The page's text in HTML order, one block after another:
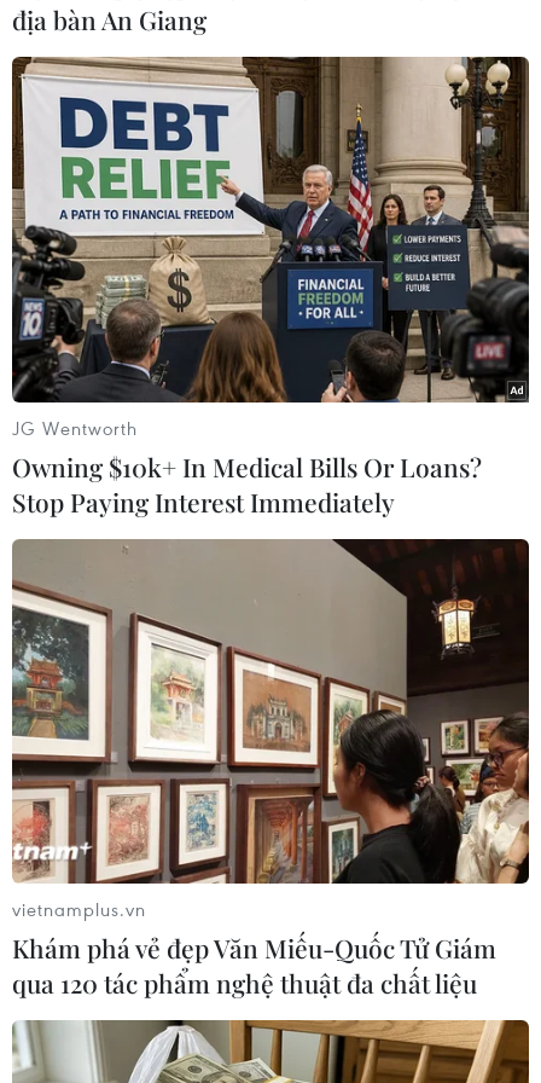
#Hàn Quốc #Triều Tiên
#Park Geun-hye
#Đàm phán liên Triều
#Căng thẳng quân sự
#Đề xuất đối thoại
#Đấu súng
Hàn Quốc
Triều Tiên
Theo dõi VietnamPlus
TIN LIÊN QUAN
địa bàn An Giang
JG Wentworth
Owning $10k+ In Medical Bills Or Loans?
Stop Paying Interest Immediately
vietnamplus.vn
Khám phá vẻ đẹp Văn Miếu-Quốc Tử Giám
qua 120 tác phẩm nghệ thuật đa chất liệu